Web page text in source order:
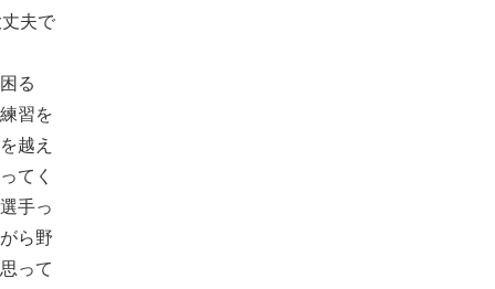
夫で
る
習を
越え
てく
手っ
ら野
って